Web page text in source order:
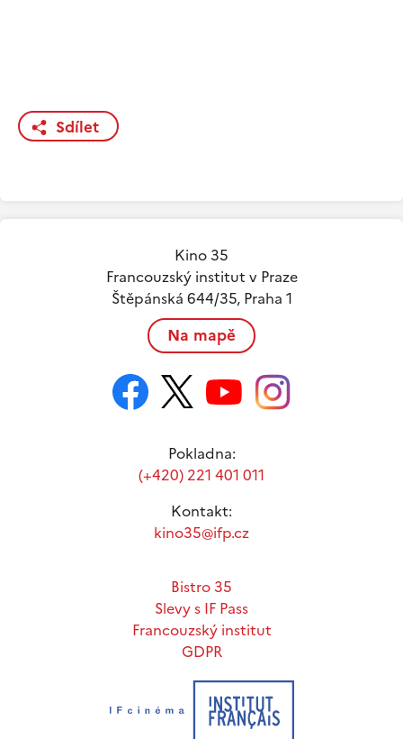
Sdílet
Kino 35
Francouzský institut v Praze
Štěpánská 644/35, Praha 1
Na mapě
Pokladna:
(+420) 221 401 011
Kontakt:
kino35@ifp.cz
Bistro 35
Slevy s IF Pass
Francouzský institut
GDPR